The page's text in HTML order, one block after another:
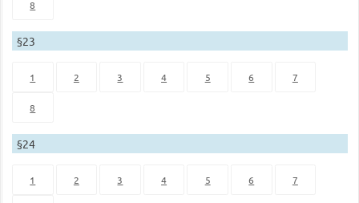
8
§23
1 2 3 4 5 6 7
8
§24
1 2 3 4 5 6 7